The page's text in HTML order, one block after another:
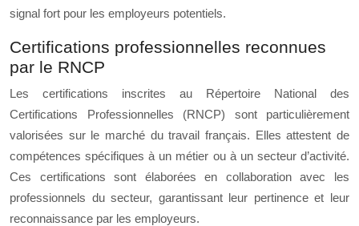
signal fort pour les employeurs potentiels.
Certifications professionnelles reconnues
par le RNCP
Les certifications inscrites au Répertoire National des
Certifications Professionnelles (RNCP) sont particulièrement
valorisées sur le marché du travail français. Elles attestent de
compétences spécifiques à un métier ou à un secteur d’activité.
Ces certifications sont élaborées en collaboration avec les
professionnels du secteur, garantissant leur pertinence et leur
reconnaissance par les employeurs.